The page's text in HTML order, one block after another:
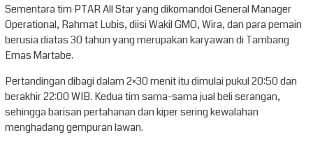
Sementara tim PTAR All Star yang dikomandoi General Manager
Operational, Rahmat Lubis, diisi Wakil GMO, Wira, dan para pemain
berusia diatas 30 tahun yang merupakan karyawan di Tambang
Emas Martabe.
Pertandingan dibagi dalam 2×30 menit itu dimulai pukul 20:50 dan
berakhir 22:00 WIB. Kedua tim sama-sama jual beli serangan,
sehingga barisan pertahanan dan kiper sering kewalahan
menghadang gempuran lawan.